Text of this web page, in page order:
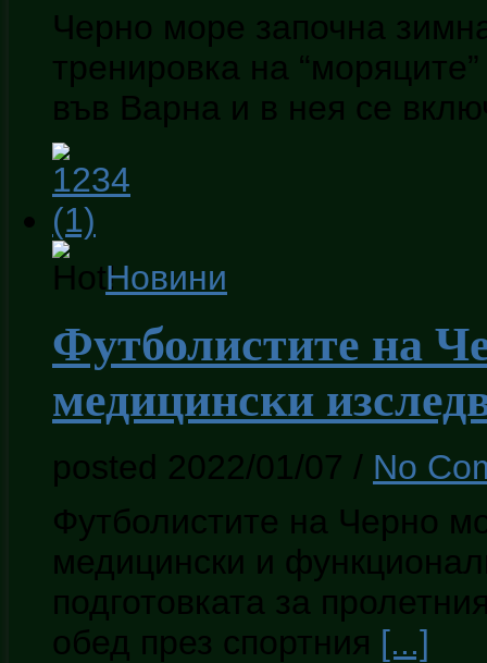
Черно море започна
тренировка на
във Варна и в нея се
Новини
Футболистите на
медицински
posted 2022/01/07 / No
Футболистите на Черно
медицински и
подготовката за
обед през спортния [...]